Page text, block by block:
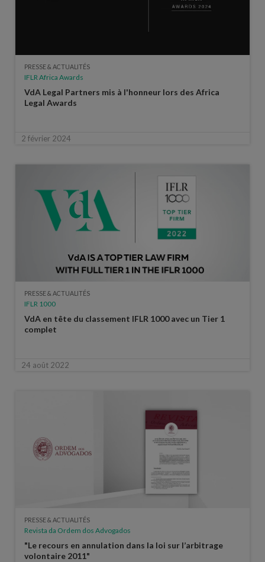
PRESSE & ACTUALITÉS
IFLR Africa Awards
VdA Legal Partners mis à l'honneur lors des Africa
Legal Awards
2 février 2024
PRESSE & ACTUALITÉS
IFLR 1000
VdA en tête du classement IFLR 1000 avec un Tier 1
complet
24 août 2022
PRESSE & ACTUALITÉS
Revista da Ordem dos Advogados
"Le recours en annulation dans la loi sur l’arbitrage
volontaire 2011"